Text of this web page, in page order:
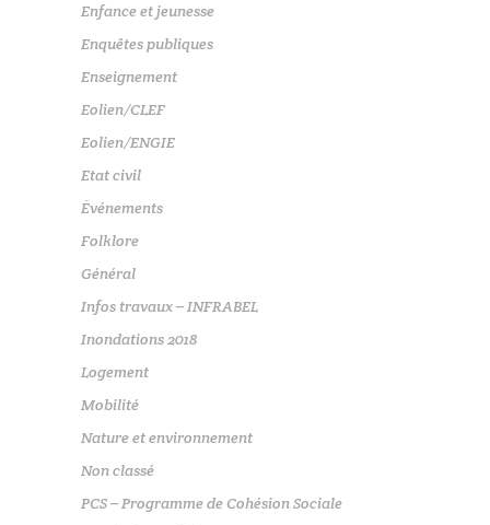
Enfance et jeunesse
Enquêtes publiques
Enseignement
Eolien/CLEF
Eolien/ENGIE
Etat civil
Événements
Folklore
Général
Infos travaux – INFRABEL
Inondations 2018
Logement
Mobilité
Nature et environnement
Non classé
PCS – Programme de Cohésion Sociale